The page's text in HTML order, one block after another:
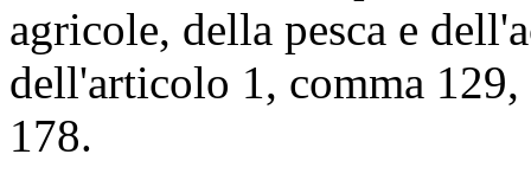
agricole, della pesca e
dell'articolo 1, comma
178.